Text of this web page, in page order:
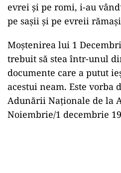
evrei și pe romi, i-au
pe sașii și pe evreii
Moștenirea lui 1
trebuit să stea într-unul
documente care a putut
acestui neam. Este vorba
Adunării Naționale de la
Noiembrie/1 decembrie